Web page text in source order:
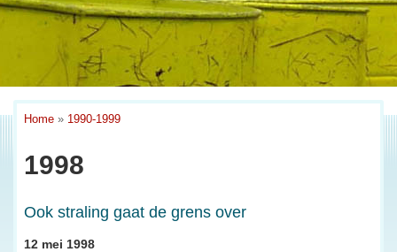
Home » 1990-1999
1998
Ook straling gaat de grens over
12 mei 1998